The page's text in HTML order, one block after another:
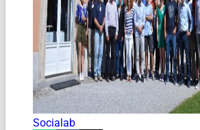
Socialab